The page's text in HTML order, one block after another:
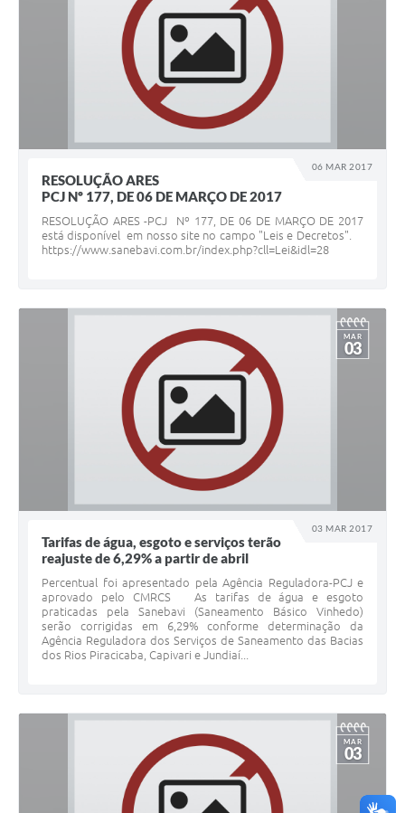
06 MAR 2017
RESOLUÇÃO ARES
PCJ Nº 177, DE 06 DE MARÇO DE 2017
RESOLUÇÃO ARES -PCJ Nº 177, DE 06 DE MARÇO DE 2017
está disponível em nosso site no campo "Leis e Decretos".
https://www.sanebavi.com.br/index.php?cll=Lei&idl=28
03 MAR 2017
MAR
03
Tarifas de água, esgoto e serviços terão
reajuste de 6,29% a partir de abril
Percentual foi apresentado pela Agência Reguladora-PCJ e
aprovado pelo CMRCS As tarifas de água e esgoto
praticadas pela Sanebavi (Saneamento Básico Vinhedo)
serão corrigidas em 6,29% conforme determinação da
Agência Reguladora dos Serviços de Saneamento das Bacias
dos Rios Piracicaba, Capivari e Jundiaí...
MAR
03